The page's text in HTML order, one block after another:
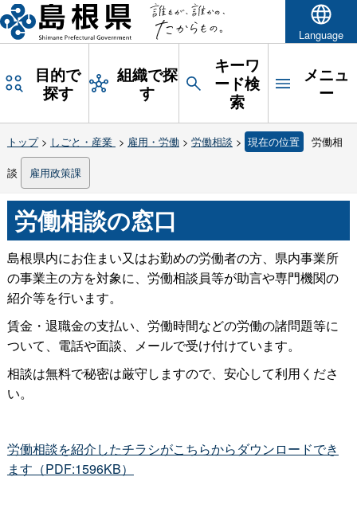
Language
目的で
探す
組織で探
す
キーワ
ード検
索
メニュ
ー
トップ> しごと・産業 > 雇用・労働 > 労働相談 > 現在の位置 労働相
談 雇用政策課
労働相談の窓口
島根県内にお住まい又はお勤めの労働者の方、県内事業所
の事業主の方を対象に、労働相談員等が助言や専門機関の
紹介等を行います。
賃金・退職金の支払い、労働時間などの労働の諸問題等に
ついて、電話や面談、メールで受け付けています。
相談は無料で秘密は厳守しますので、安心して利用くださ
い。
労働相談を紹介したチラシがこちらからダウンロードでき
ます（PDF:1596KB）